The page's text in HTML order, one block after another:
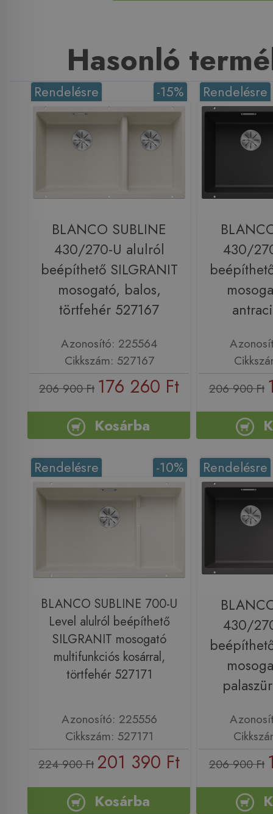
Hasonló
-15%
Rendelésre
BLANCO SUBLINE
430/270-U alulról
beépíthető SILGRANIT
mosogató, balos,
törtfehér 527167
Azonosító: 225564
Cikkszám: 527167
206 900 Ft 176 260 Ft
Kosárba
Rendelésre
430/
206 900 Ft
-10%
Rendelésre
BLANCO SUBLINE 700-U
Level alulról beépíthető
SILGRANIT mosogató
multifunkciós kosárral,
törtfehér 527171
Azonosító: 225556
Cikkszám: 527171
224 900 Ft 201 390 Ft
Kosárba
Rendelésre
430/
206 900 Ft